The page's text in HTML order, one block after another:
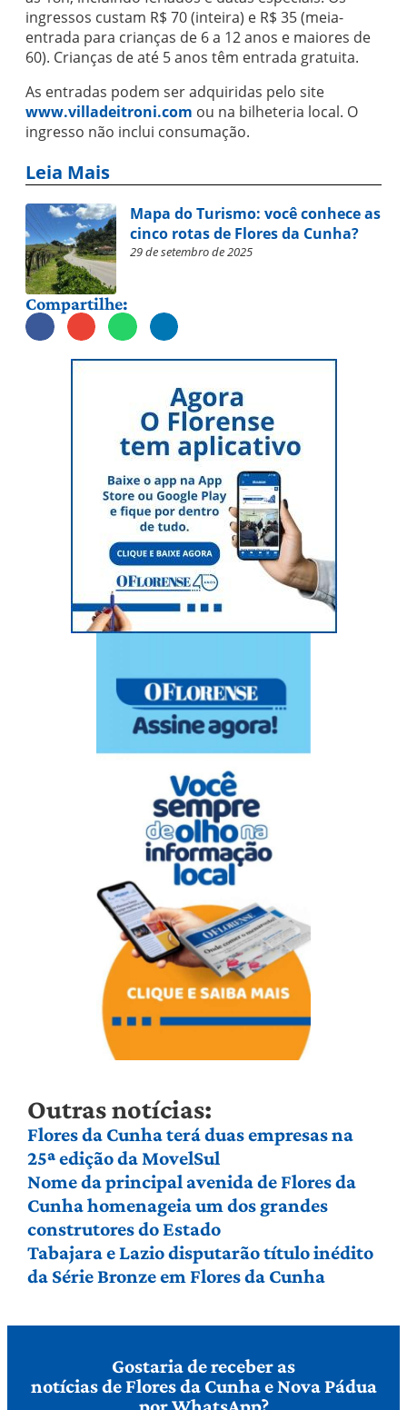
ingressos custam R$ 70 (inteira) e R$ 35 (meia-
entrada para crianças de 6 a 12 anos e maiores de
60). Crianças de até 5 anos têm entrada gratuita.
As entradas podem ser adquiridas pelo site
www.villadeitroni.com ou na bilheteria local. O
ingresso não inclui consumação.
Leia Mais
Mapa do Turismo: você conhece as
cinco rotas de Flores da Cunha?
29 de setembro de 2025
Compartilhe:
Outras notícias:
Flores da Cunha terá duas empresas na
25ª edição da MovelSul
Nome da principal avenida de Flores da
Cunha homenageia um dos grandes
construtores do Estado
Tabajara e Lazio disputarão título inédito
da Série Bronze em Flores da Cunha
Gostaria de receber as
notícias de Flores da Cunha e Nova Pádua